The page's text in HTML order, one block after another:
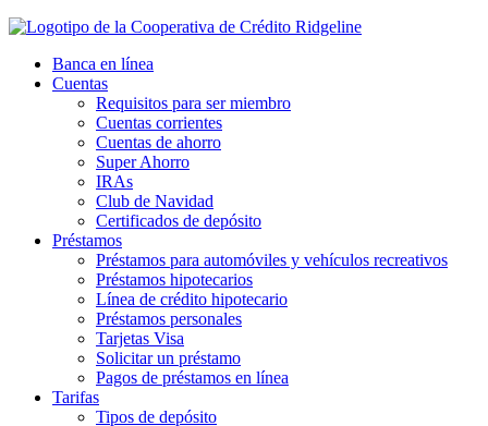
Banca en línea
Cuentas
Requisitos para ser miembro
Cuentas corrientes
Cuentas de ahorro
Super Ahorro
IRAs
Club de Navidad
Certificados de depósito
Préstamos
Préstamos para automóviles y vehículos recreativos
Préstamos hipotecarios
Línea de crédito hipotecario
Préstamos personales
Tarjetas Visa
Solicitar un préstamo
Pagos de préstamos en línea
Tarifas
Tipos de depósito